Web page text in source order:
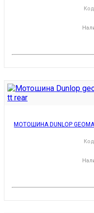
МОТОШИНА DUNLOP